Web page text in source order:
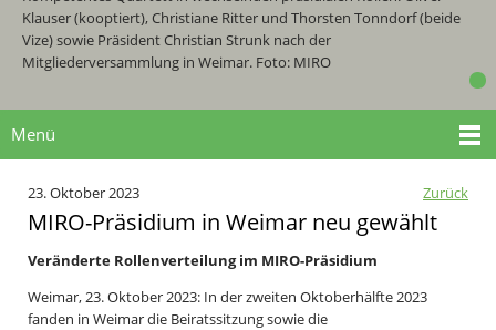
Klauser (kooptiert), Christiane Ritter und Thorsten Tonndorf (beide
Vize) sowie Präsident Christian Strunk nach der
Mitgliederversammlung in Weimar. Foto: MIRO
Menü
Zurück
23. Oktober 2023
MIRO-Präsidium in Weimar neu gewählt
Veränderte Rollenverteilung im MIRO-Präsidium
Weimar, 23. Oktober 2023: In der zweiten Oktoberhälfte 2023
fanden in Weimar die Beiratssitzung sowie die